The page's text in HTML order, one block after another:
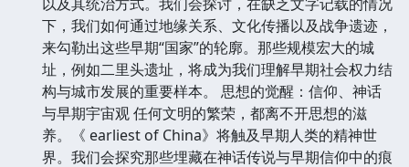
下，我们如何通过地缘关系、文化传播以及战争遗迹，
来勾勒出这些早期“国家”的轮廓。那些规模宏大的城
址，例如二里头遗址，将成为我们理解早期社会权力结
构与城市发展的重要样本。 思想的觉醒：信仰、神话
与早期宇宙观 任何文明的繁荣，都离不开思想的滋
养。《 earliest of China》将触及早期人类的精神世
界。我们会探究那些埋藏在神话传说与早期信仰中的痕